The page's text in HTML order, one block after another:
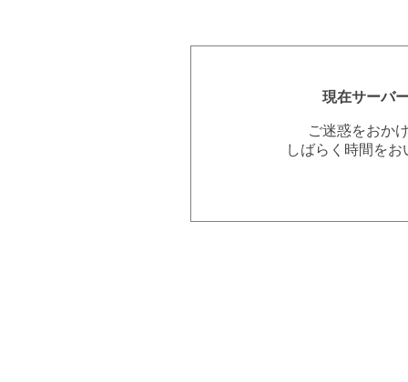
現在サーバ
ご迷惑をおか
しばらく時間を